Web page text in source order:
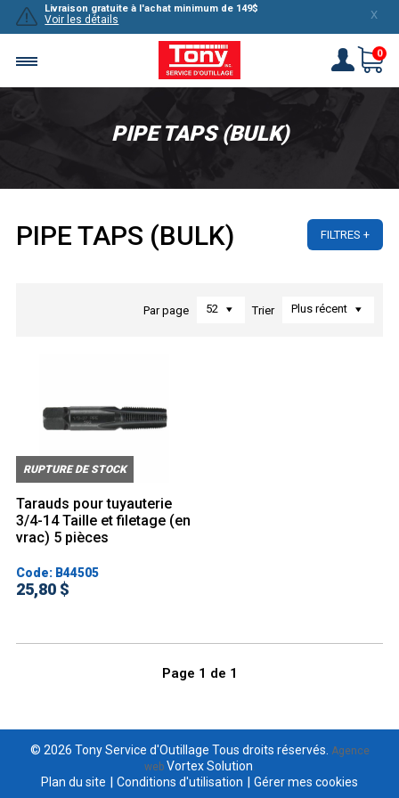
Livraison gratuite à l'achat minimum de 149$
Voir les détails X
0
PIPE TAPS (BULK)
PIPE TAPS (BULK) FILTRES
Par page 52 Trier Plus récent
RUPTURE DE STOCK
Tarauds pour tuyauterie
3/4-14 Taille et filetage (en
vrac) 5 pièces
Code: B44505
25,80 $
Page 1 de 1
© 2026 Tony Service d'Outillage Tous droits réservés. Agence
web Vortex Solution.
Plan du site | Conditions d'utilisation | Gérer mes cookies